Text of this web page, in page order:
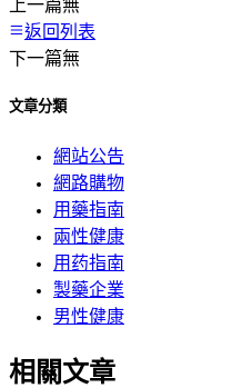
上一篇無
返回列表
下一篇無
文章分類
網站公告
網路購物
用藥指南
兩性健康
用药指南
製藥企業
男性健康
相關文章